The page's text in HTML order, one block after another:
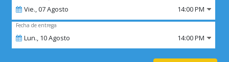
Vie.,07Agosto 14:00 PM
Fecha de entrega
Lun., 10Agosto 14:00 PM